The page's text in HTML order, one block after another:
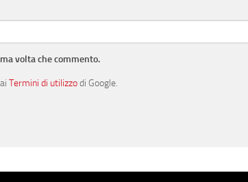
volta che commento.
Termini di utilizzodi Google.